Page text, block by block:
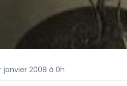
janvier 2008 à 0h